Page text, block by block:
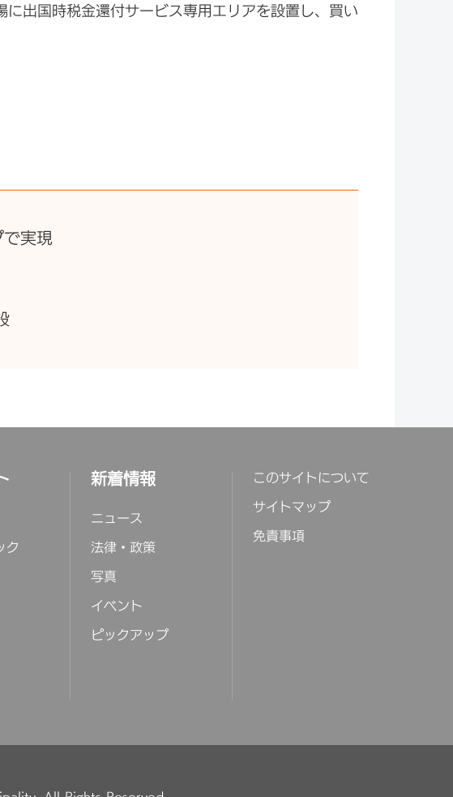
出国時税金還付サービス専用エリアを設置し、買い
で実現
ク
新着情報
ニュース
法律・政策
写真
イベント
ピックアップ
このサイトについて
サイトマップ
免責事項